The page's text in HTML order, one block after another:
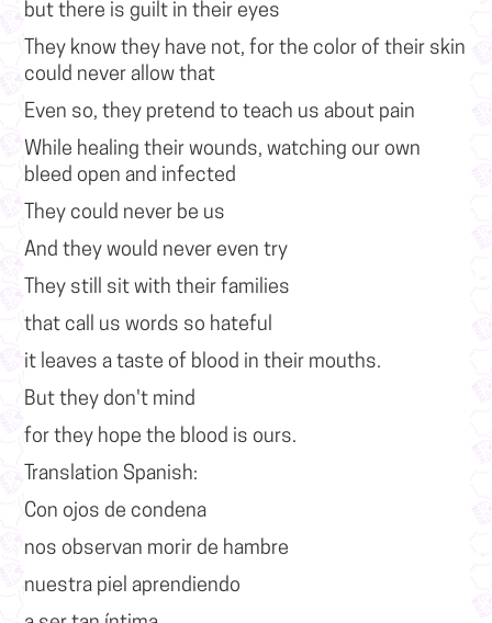
but there is guilt in their eyes
They know they have not, for the color of their skin
could never allow that
Even so, they pretend to teach us about pain
While healing their wounds, watching our own
bleed open and infected
They could never be us
And they would never even try
They still sit with their families
that call us words so hateful
it leaves a taste of blood in their mouths.
But they don't mind
for they hope the blood is ours.
Translation Spanish:
Con ojos de condena
nos observan morir de hambre
nuestra piel aprendiendo